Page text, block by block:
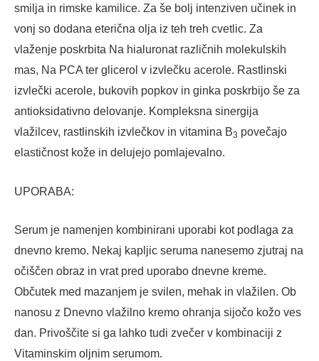
smilja in rimske kamilice. Za še bolj intenziven učinek in
vonj so dodana eterična olja iz teh treh cvetlic. Za
vlaženje poskrbita Na hialuronat različnih molekulskih
mas, Na PCA ter glicerol v izvlečku acerole. Rastlinski
izvlečki acerole, bukovih popkov in ginka poskrbijo še za
antioksidativno delovanje. Kompleksna sinergija
vlažilcev, rastlinskih izvlečkov in vitamina B3 povečajo
elastičnost kože in delujejo pomlajevalno.
UPORABA:
Serum je namenjen kombinirani uporabi kot podlaga za
dnevno kremo. Nekaj kapljic seruma nanesemo zjutraj na
očiščen obraz in vrat pred uporabo dnevne kreme.
Občutek med mazanjem je svilen, mehak in vlažilen. Ob
nanosu z Dnevno vlažilno kremo ohranja sijočo kožo ves
dan. Privoščite si ga lahko tudi zvečer v kombinaciji z
Vitaminskim oljnim serumom.